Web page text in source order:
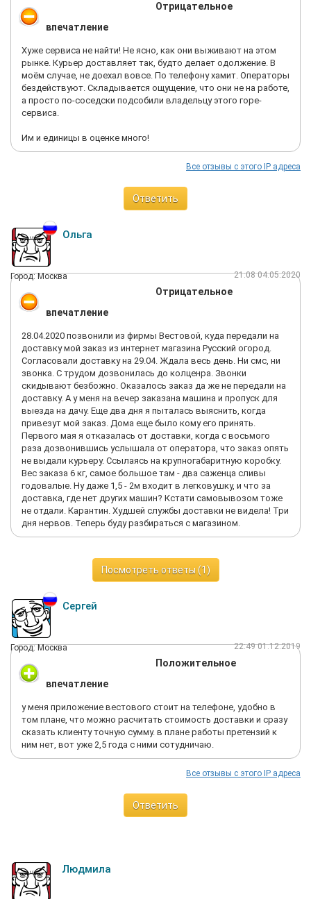
Отрицательное
впечатление
Хуже сервиса не найти! Не ясно, как они выживают на этом
рынке. Курьер доставляет так, будто делает одолжение. В
моём случае, не доехал вовсе. По телефону хамит. Операторы
бездействуют. Складывается ощущение, что они не на работе,
а просто по-соседски подсобили владельцу этого горе-
сервиса.
Им и единицы в оценке много!
Все отзывы с этого IP адреса
Ответить
Ольга
Город: Москва 21:08 04.05.2020
Отрицательное
впечатление
28.04.2020 позвонили из фирмы Вестовой, куда передали на
доставку мой заказ из интернет магазина Русский огород.
Согласовали доставку на 29.04. Ждала весь день. Ни смс, ни
звонка. С трудом дозвонилась до колценра. Звонки
скидывают безбожно. Оказалось заказ да же не передали на
доставку. А у меня на вечер заказана машина и пропуск для
выезда на дачу. Еще два дня я пыталась выяснить, когда
привезут мой заказ. Дома еще было кому его принять.
Первого мая я отказалась от доставки, когда с восьмого
раза дозвонившись услышала от оператора, что заказ опять
не выдали курьеру. Ссылаясь на крупногабаритную коробку.
Вес заказа 6 кг, самое большое там - два саженца сливы
годовалые. Ну даже 1,5 - 2м входит в легковушку, и что за
доставка, где нет других машин? Кстати самовывозом тоже
не отдали. Карантин. Худшей службы доставки не видела! Три
дня нервов. Теперь буду разбираться с магазином.
Посмотреть ответы (1)
Сергей
Город: Москва 22:49 01.12.2019
Положительное
впечатление
у меня приложение вестового стоит на телефоне, удобно в
том плане, что можно расчитать стоимость доставки и сразу
сказать клиенту точную сумму. в плане работы претензий к
ним нет, вот уже 2,5 года с ними сотудничаю.
Все отзывы с этого IP адреса
Ответить
Людмила